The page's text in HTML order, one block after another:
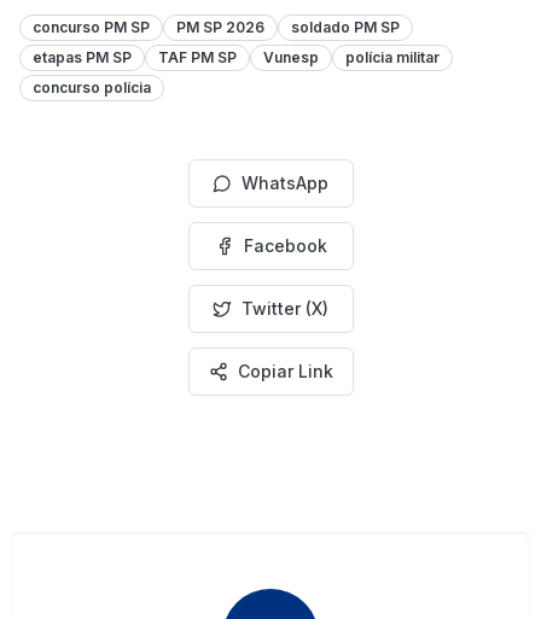
concurso PM SP PM SP 2026
soldado PM SP
etapas PM SP
TAF PM SP Vunesp
polícia militar
concurso polícia
WhatsApp
Facebook
Twitter (X)
Copiar Link